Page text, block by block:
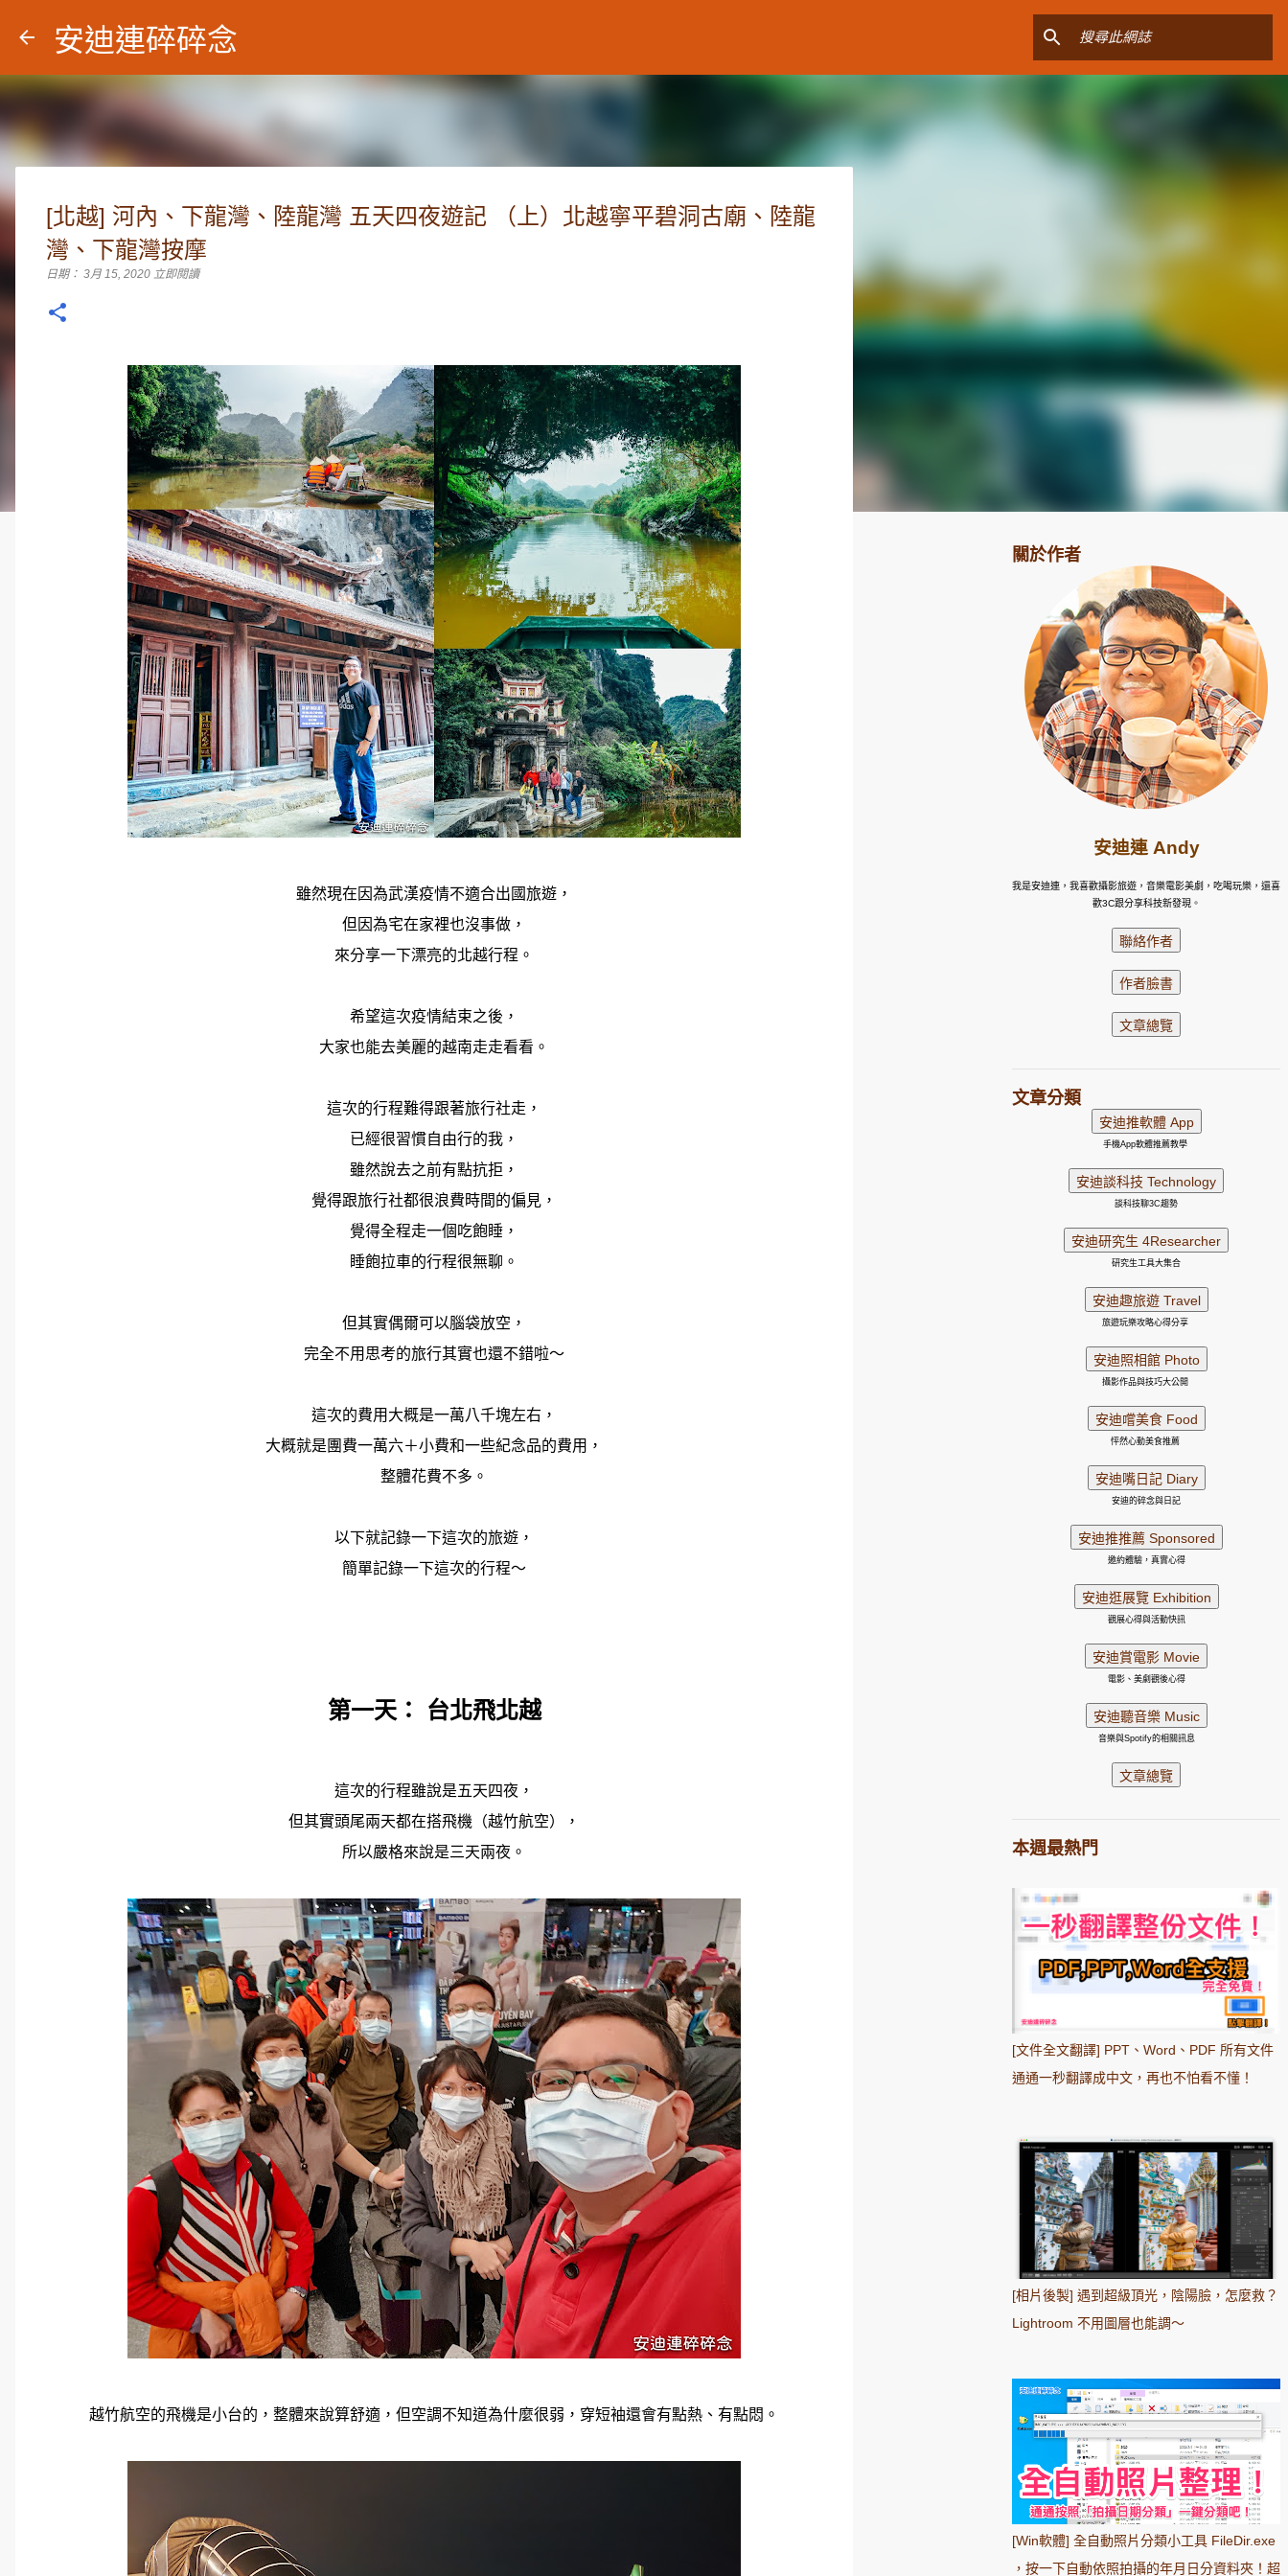
安迪連碎碎念
[北越] 河內、下龍灣、陸龍灣 五天四夜遊記 （上）北越寧平碧洞古廟、陸龍
灣、下龍灣按摩
日期： 3月 15, 2020 立即閱讀
雖然現在因為武漢疫情不適合出國旅遊，
但因為宅在家裡也沒事做，
來分享一下漂亮的北越行程。
希望這次疫情結束之後，
大家也能去美麗的越南走走看看。
這次的行程難得跟著旅行社走，
已經很習慣自由行的我，
雖然說去之前有點抗拒，
覺得跟旅行社都很浪費時間的偏見，
覺得全程走一個吃飽睡，
睡飽拉車的行程很無聊。
但其實偶爾可以腦袋放空，
完全不用思考的旅行其實也還不錯啦～
這次的費用大概是一萬八千塊左右，
大概就是團費一萬六＋小費和一些紀念品的費用，
整體花費不多。
以下就記錄一下這次的旅遊，
簡單記錄一下這次的行程～
第一天： 台北飛北越
這次的行程雖說是五天四夜，
但其實頭尾兩天都在搭飛機（越竹航空），
所以嚴格來說是三天兩夜。
越竹航空的飛機是小台的，整體來說算舒適，但空調不知道為什麼很弱，穿短袖還會有點熱、有點悶。
關於作者
安迪連 Andy
我是安迪連，我喜歡攝影旅遊，音樂電影美劇，吃喝玩樂，還喜
歡3C跟分享科技新發現。
文章分類
手機App軟體推薦教學
談科技聊3C趨勢
研究生工具大集合
旅遊玩樂攻略心得分享
攝影作品與技巧大公開
怦然心動美食推薦
安迪的碎念與日記
邀約體驗，真實心得
觀展心得與活動快訊
電影、美劇觀後心得
音樂與Spotify的相關訊息
本週最熱門
[文件全文翻譯] PPT、Word、PDF 所有文件
通通一秒翻譯成中文，再也不怕看不懂！
[相片後製] 遇到超級頂光，陰陽臉，怎麼救？
Lightroom 不用圖層也能調～
[Win軟體] 全自動照片分類小工具 FileDir.exe
，按一下自動依照拍攝的年月日分資料夾！超